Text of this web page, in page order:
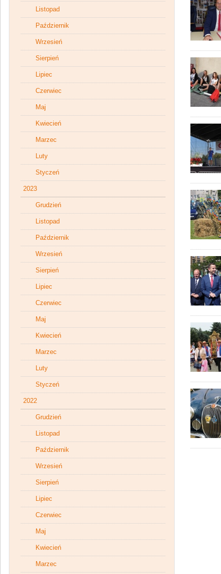
Listopad
Październik
Wrzesień
Sierpień
Lipiec
Czerwiec
Maj
Kwiecień
Marzec
Luty
Styczeń
2023
Grudzień
Listopad
Październik
Wrzesień
Sierpień
Lipiec
Czerwiec
Maj
Kwiecień
Marzec
Luty
Styczeń
2022
Grudzień
Listopad
Październik
Wrzesień
Sierpień
Lipiec
Czerwiec
Maj
Kwiecień
Marzec